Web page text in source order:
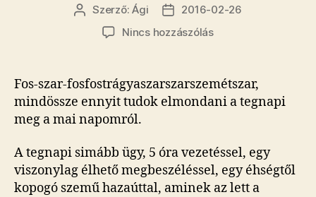
Bejegyzés
szerzője
Szerző:Ági
Bejegyzés
dátuma
2016-02-26
Nincs hozzászólása(z)
derűre
egy
kalap
Fos-szar-fosfostrágyaszarszarszemétszar,
mindössze ennyit tudok elmondani a tegnapi
meg a mai napomról.
A tegnapi simább ügy, 5 óra vezetéssel, egy
viszonylag élhető megbeszéléssel, egy éhségtől
kopogó szemű hazaúttal, aminek az lett a